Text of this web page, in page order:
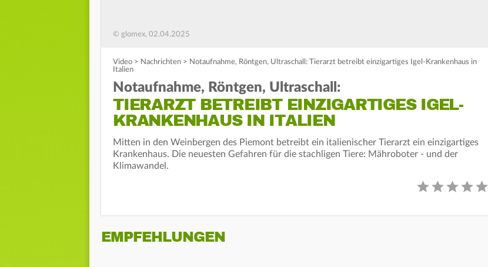
© glomex, 02.04.2025
Video > Nachrichten > Notaufnahme, Röntgen, Ultraschall: Tierarzt betreibt einzigartiges Igel-Krankenhaus in
Italien
Notaufnahme, Röntgen, Ultraschall:
TIERARZT BETREIBT EINZIGARTIGES IGEL-
KRANKENHAUS IN ITALIEN
Mitten in den Weinbergen des Piemont betreibt ein italienischer Tierarzt ein einzigartiges
Krankenhaus. Die neuesten Gefahren für die stachligen Tiere: Mähroboter - und der
Klimawandel.
EMPFEHLUNGEN